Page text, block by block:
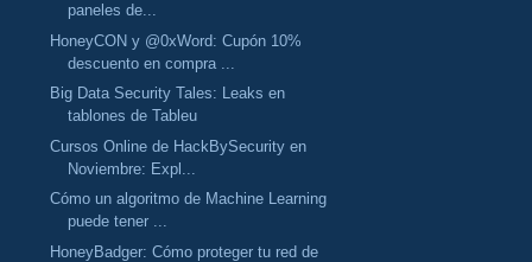
paneles de...
HoneyCON y @0xWord: Cupón 10%
descuento en compra ...
Big Data Security Tales: Leaks en
tablones de Tableu
Cursos Online de HackBySecurity en
Noviembre: Expl...
Cómo un algoritmo de Machine Learning
puede tener ...
HoneyBadger: Cómo proteger tu red de